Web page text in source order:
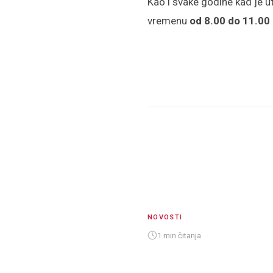
NOVOSTI
1 min čitanja
vremenu od 8.00 do 11.00